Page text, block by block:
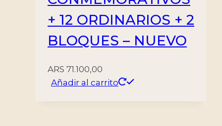
+ 12 ORDINARIOS + 2
BLOQUES – NUEVO
ARS 71.100,00
Añadir al carrito